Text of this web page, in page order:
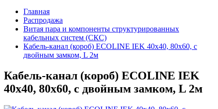
Главная
Распродажа
Витая пара и компоненты структурированных
кабельных систем (СКС)
Кабель-канал (короб) ECOLINE IEK 40х40, 80х60, с
двойным замком, L 2м
Кабель-канал (короб) ECOLINE IEK
40х40, 80х60, с двойным замком, L 2м